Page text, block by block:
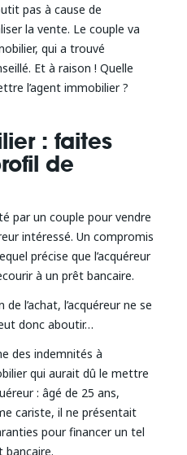
pas à cause de
la vente. Le couple va
qui a trouvé
Et à raison ! Quelle
l’agent immobilier ?
: faites
de
par un couple pour vendre
intéressé. Un compromis
précise que l’acquéreur
à un prêt bancaire.
l’achat, l’acquéreur ne se
donc aboutir…
des indemnités à
qui aurait dû le mettre
: âgé de 25 ans,
cariste, il ne présentait
pour financer un tel
bancaire.